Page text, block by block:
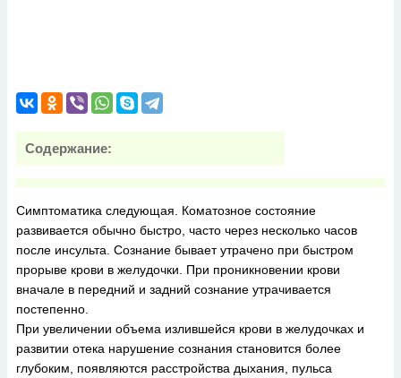
Содержание:
Симптоматика следующая. Коматозное состояние
развивается обычно быстро, часто через несколько часов
после инсульта. Сознание бывает утрачено при быстром
прорыве крови в желудочки. При проникновении крови
вначале в передний и задний сознание утрачивается
постепенно.
При увеличении объема излившейся крови в желудочках и
развитии отека нарушение сознания становится более
глубоким, появляются расстройства дыхания, пульса